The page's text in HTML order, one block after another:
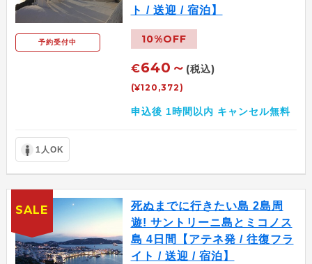
予約受付中
ト / 送迎 / 宿泊】
10%OFF
€640～ (税込)
(¥120,372)
申込後 1時間以内 キャンセル無料
1人OK
死ぬまでに行きたい島 2島周
遊! サントリーニ島とミコノス
島 4日間【アテネ発 / 往復フラ
イト / 送迎 / 宿泊】
SALE